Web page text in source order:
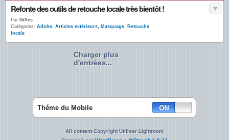
Refonte des outils de retouche locale très bientôt !
Par Gilles
Catégories: Adobe, Articles extérieurs, Masquage, Retouche
locale
Charger plus
d'entrées...
Théme du Mobile
All content Copyright Utiliser Lightroom